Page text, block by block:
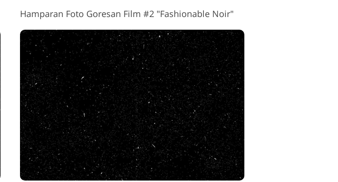
Gambar
Data Pelatihan AI Layanan Pengeditan Video
Hamparan Foto Goresan Film #2 "Fashionable Noir"